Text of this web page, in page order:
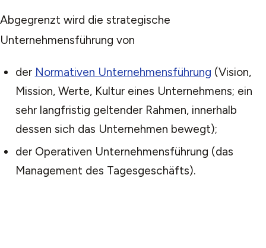
Abgegrenzt wird die strategische
Unternehmensführung von
der Normativen Unternehmensführung (Vision,
Mission, Werte, Kultur eines Unternehmens; ein
sehr langfristig geltender Rahmen, innerhalb
dessen sich das Unternehmen bewegt);
der Operativen Unternehmensführung (das
Management des Tagesgeschäfts).